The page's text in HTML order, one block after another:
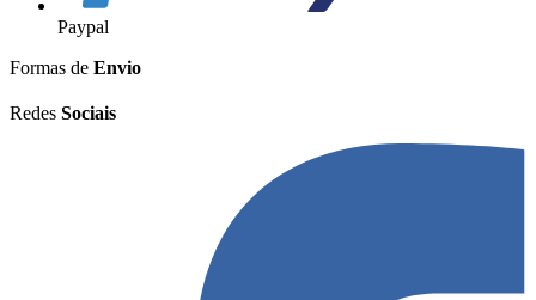
Paypal
Formas de Envio
Redes Sociais